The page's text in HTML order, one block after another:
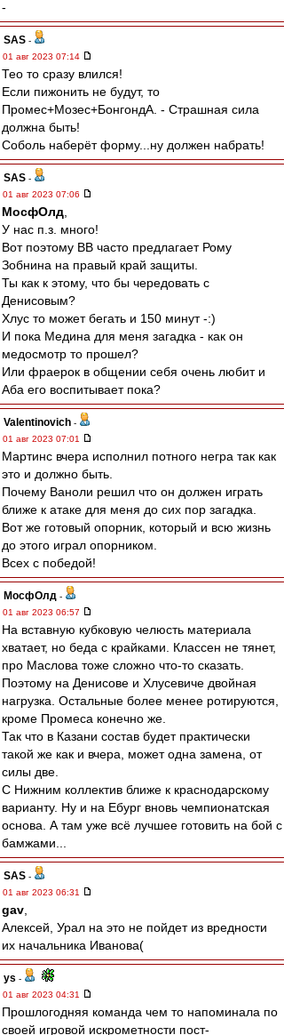
-
SAS -
01 авг 2023 07:14
Тео то сразу влился!
Если пижонить не будут, то
Промес+Мозес+БонгондА. - Страшная сила
должна быть!
Соболь наберёт форму...ну должен набрать!
SAS -
01 авг 2023 07:06
МосфОлд
У нас п.з. много!
Вот поэтому ВВ часто предлагает Рому
Зобнина на правый край защиты.
Ты как к этому, что бы чередовать с
Денисовым?
Хлус то может бегать и 150 минут -:)
И пока Медина для меня загадка - как он
медосмотр то прошел?
Или фраерок в общении себя очень любит и
Аба его воспитывает пока?
Valentinovich -
01 авг 2023 07:01
Мартинс вчера исполнил потного негра так как
это и должно быть.
Почему Ваноли решил что он должен играть
ближе к атаке для меня до сих пор загадка.
Вот же готовый опорник, который и всю жизнь
до этого играл опорником.
Всех с победой!
МосфОлд -
01 авг 2023 06:57
На вставную кубковую челюсть материала
хватает, но беда с крайками. Классен не тянет,
про Маслова тоже сложно что-то сказать.
Поэтому на Денисове и Хлусевиче двойная
нагрузка. Остальные более менее ротируются,
кроме Промеса конечно же.
Так что в Казани состав будет практически
такой же как и вчера, может одна замена, от
силы две.
С Нижним коллектив ближе к краснодарскому
варианту. Ну и на Ебург вновь чемпионатская
основа. А там уже всё лучшее готовить на бой с
бамжами...
SAS -
01 авг 2023 06:31
gav
Алексей, Урал на это не пойдет из вредности
их начальника Иванова(
ys -
01 авг 2023 04:31
Прошлогодняя команда чем то напоминала по
своей игровой искрометности пост-